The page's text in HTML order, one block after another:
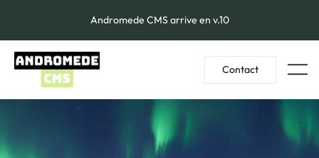
Andromede CMS arrive en v.10
Contact